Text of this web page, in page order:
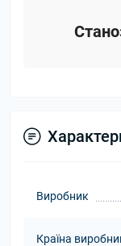
Виробник
Країна